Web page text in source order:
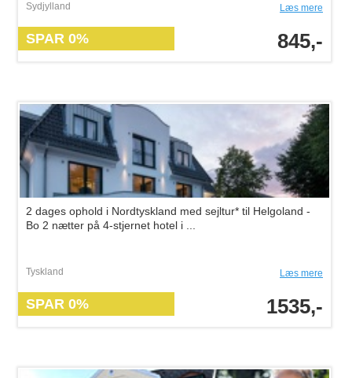
Sydjylland Læs mere
SPAR 0% 845,-
2 dages ophold i Nordtyskland med sejltur* til Helgoland -
Bo 2 nætter på 4-stjernet hotel i ...
Tyskland Læs mere
SPAR 0% 1535,-